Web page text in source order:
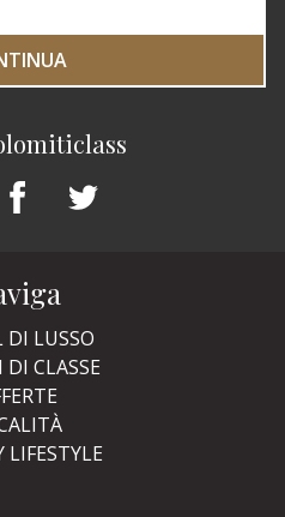
DI LUSSO
DI CLASSE
LIFESTYLE